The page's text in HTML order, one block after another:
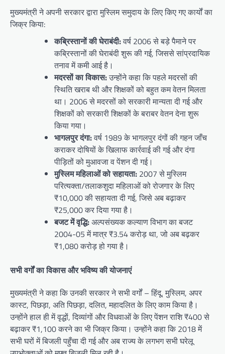
मुख्यमंत्री ने अपनी सरकार द्वारा मुस्लिम समुदाय के लिए किए गए कार्यों का
जिक्र किया:
कब्रिस्तानों की घेराबंदी:वर्ष 2006 से बड़े पैमाने पर
कब्रिस्तानों की घेराबंदी शुरू की गई, जिससे सांप्रदायिक
तनाव में कमी आई है।
मदरसों का विकास:उन्होंने कहा कि पहले मदरसों की
स्थिति खराब थी और शिक्षकों को बहुत कम वेतन मिलता
था। 2006 से मदरसों को सरकारी मान्यता दी गई और
शिक्षकों को सरकारी शिक्षकों के बराबर वेतन देना शुरू
किया गया।
भागलपुर दंगा:वर्ष 1989 के भागलपुर दंगों की गहन जाँच
कराकर दोषियों के खिलाफ कार्रवाई की गई और दंगा
पीड़ितों को मुआवजा व पेंशन दी गई।
मुस्लिम महिलाओं को सहायता: 2007 से मुस्लिम
परित्यक्ता/तलाकशुदा महिलाओं को रोजगार के लिए
₹10,000 की सहायता दी गई, जिसे अब बढ़ाकर
₹25,000 कर दिया गया है।
बजट में वृद्धि:अल्पसंख्यक कल्याण विभाग का बजट
2004-05 में मात्र ₹3.54 करोड़ था, जो अब बढ़कर
₹1,080 करोड़ हो गया है।
सभी वर्गों का विकास और भविष्य की योजनाएं
मुख्यमंत्री ने कहा कि उनकी सरकार ने सभी वर्गों – हिंदू, मुस्लिम, अपर
कास्ट, पिछड़ा, अति पिछड़ा, दलित, महादलित के लिए काम किया है।
उन्होंने हाल ही में वृद्धों, दिव्यांगों और विधवाओं के लिए पेंशन राशि ₹400 से
बढ़ाकर ₹1,100 करने का भी जिक्र किया। उन्होंने कहा कि 2018 में
सभी घरों में बिजली पहुँचा दी गई और अब राज्य के लगभग सभी घरेलू